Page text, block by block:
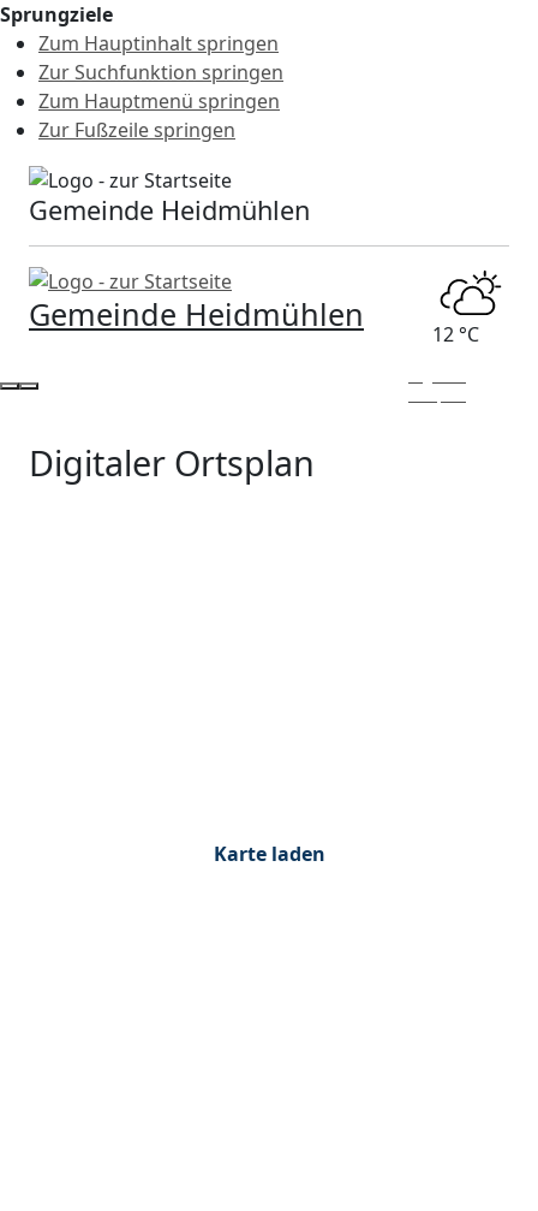
Sprungziele
Zum Hauptinhalt springen
Zur Suchfunktion springen
Zum Hauptmenü springen
Zur Fußzeile springen
Gemeinde Heidmühlen
Gemeinde Heidmühlen 12 °C
Digitaler Ortsplan
Karte laden